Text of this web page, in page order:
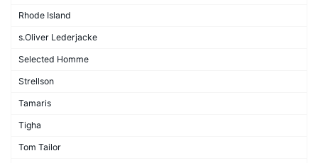
Rhode Island
s.Oliver Lederjacke
Selected Homme
Strellson
Tamaris
Tigha
Tom Tailor